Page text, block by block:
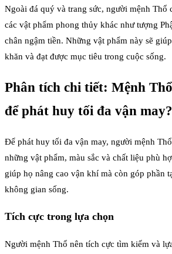
Ngoài đá quý và trang sức, người mệnh Thổ
các vật phẩm phong thủy khác như tượng
chân ngậm tiền. Những vật phẩm này sẽ
khăn và đạt được mục tiêu trong cuộc sống.
Phân tích chi tiết: Mệnh
để phát huy tối đa vận may?
Để phát huy tối đa vận may, người mệnh
những vật phẩm, màu sắc và chất liệu phù
giúp họ nâng cao vận khí mà còn góp phần
không gian sống.
Tích cực trong lựa chọn
Người mệnh Thổ nên tích cực tìm kiếm và